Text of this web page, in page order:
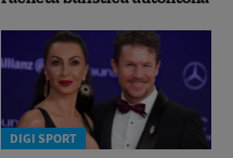
DIGI SPORT